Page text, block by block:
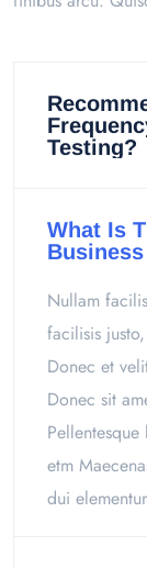
Testing?
What Is
Nullam
facilisis
Donec et
Donec sit
etm
dui